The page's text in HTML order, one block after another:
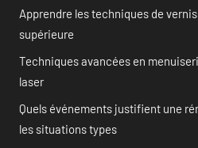
Apprendre les techniques de
supérieure
Techniques avancées en
laser
Quels événements justifient une
les situations types